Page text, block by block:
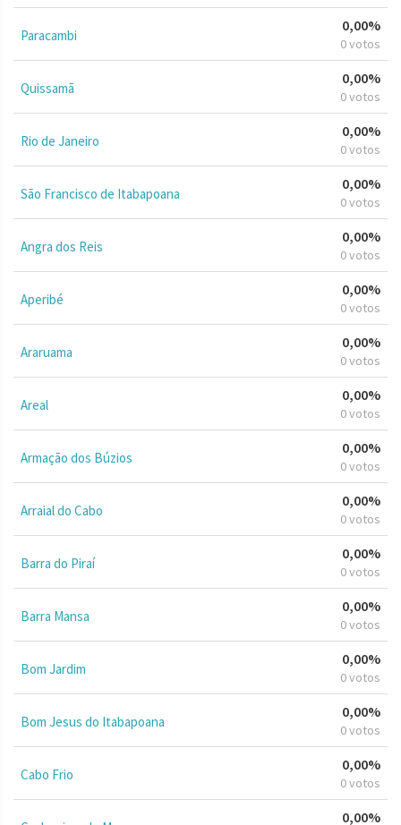
Paracambi
0,00%
0 votos
Quissamã
0,00%
0 votos
Rio de Janeiro
0,00%
0 votos
São Francisco de Itabapoana
0,00%
0 votos
Angra dos Reis
0,00%
0 votos
Aperibé
0,00%
0 votos
Araruama
0,00%
0 votos
Areal
0,00%
0 votos
Armação dos Búzios
0,00%
0 votos
Arraial do Cabo
0,00%
0 votos
Barra do Piraí
0,00%
0 votos
Barra Mansa
0,00%
0 votos
Bom Jardim
0,00%
0 votos
Bom Jesus do Itabapoana
0,00%
0 votos
Cabo Frio
0,00%
0 votos
0,00%